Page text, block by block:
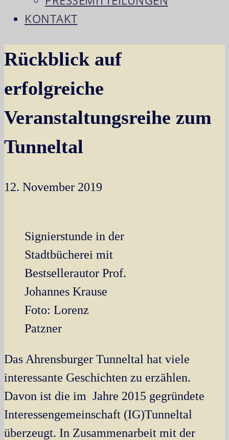
KONTAKT
Rückblick auf
erfolgreiche
Veranstaltungsreihe zum
Tunneltal
12. November 2019
Signierstunde in der
Stadtbücherei mit
Bestsellerautor Prof.
Johannes Krause
Foto: Lorenz
Patzner
Das Ahrensburger Tunneltal hat viele
interessante Geschichten zu erzählen.
Davon ist die im Jahre 2015 gegründete
Interessengemeinschaft (IG)Tunneltal
überzeugt. In Zusammenarbeit mit der